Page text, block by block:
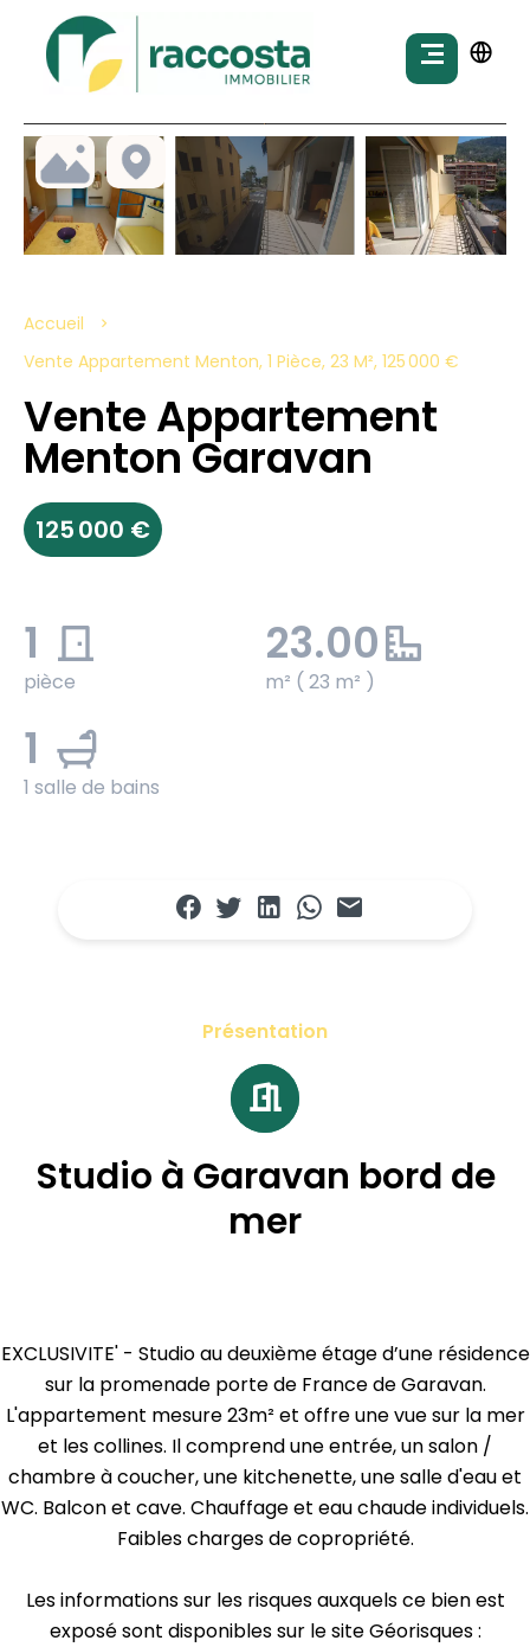
Accueil
Vente Appartement Menton, 1 Pièce, 23 M², 125 000 €
Vente Appartement
Menton Garavan
125 000 €
1
pièce
23.00
m² ( 23 m² )
1
1 salle de bains
Présentation
Studio à Garavan bord de
mer
EXCLUSIVITE' - Studio au deuxième étage d’une résidence
sur la promenade porte de France de Garavan.
L'appartement mesure 23m² et offre une vue sur la mer
et les collines. Il comprend une entrée, un salon /
chambre à coucher, une kitchenette, une salle d'eau et
WC. Balcon et cave. Chauffage et eau chaude individuels.
Faibles charges de copropriété.
Les informations sur les risques auxquels ce bien est
exposé sont disponibles sur le site Géorisques :